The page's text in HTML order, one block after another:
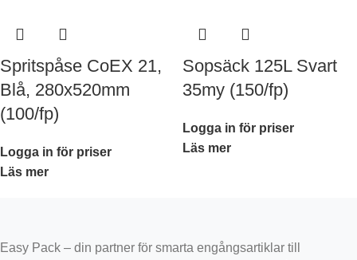
Spritspåse CoEX 21,
Blå, 280x520mm
(100/fp)
Logga in för priser
Läs mer
Sopsäck 125L Svart
35my (150/fp)
Logga in för priser
Läs mer
Easy Pack – din partner för smarta engångsartiklar till